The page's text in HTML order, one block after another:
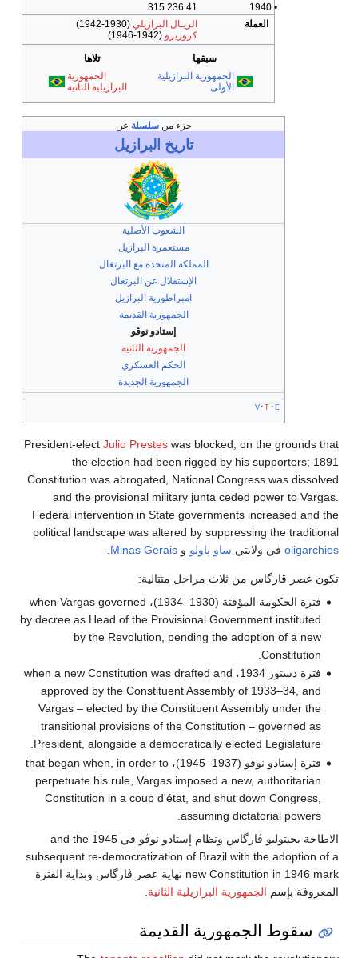
• 1940
41 236 315
العملة
الريـال البرازيلي (1930-1942)
كروزيرو (1942-1946)
سبقها
تلاها
الجمهورية البرازيلية
الأولى
الجمهورية
البرازيلية الثانية
جزء منسلسلة عن
تاريخ البرازيل
الشعوب الأصلية
مستعمرة البرازيل
المملكة المتحدة مع البرتغال
الإستقلال عن البرتغال
امبراطورية البرازيل
الجمهورية القديمة
إستادو نوڤو
الجمهورية الثانية
الحكم العسكري
الجمهورية الجديدة
v t e
President-elect Julio Prestes was blocked, on the grounds that
the election had been rigged by his supporters; 1891
Constitution was abrogated, National Congress was dissolved
and the provisional military junta ceded power to Vargas.
Federal intervention in State governments increased and the
political landscape was altered by suppressing the traditional
oligarchies في ولايتي ساو پاولو و Minas Gerais
تكون عصر ڤارگاس من ثلاث مراحل متتالية:
فترة الحكومة المؤقتة (1930–1934)، when Vargas governed
by decree as Head of the Provisional Government instituted
by the Revolution, pending the adoption of a new
Constitution.
فترة دستور 1934، when a new Constitution was drafted and
approved by the Constituent Assembly of 1933–34, and
Vargas – elected by the Constituent Assembly under the
transitional provisions of the Constitution – governed as
President, alongside a democratically elected Legislature.
فترة إستادو نوڤو (1937–1945)، that began when, in order to
perpetuate his rule, Vargas imposed a new, authoritarian
Constitution in a coup d'état, and shut down Congress,
assuming dictatorial powers.
الاطاحة بجيتوليو ڤارگاس ونظام إستادو نوڤو في 1945 and the
subsequent re-democratization of Brazil with the adoption of a
new Constitution in 1946 mark نهاية عصر ڤارگاس وبداية الفترة
المعروفة بإسم الجمهورية البرازيلية الثانية
سقوط الجمهورية القديمة